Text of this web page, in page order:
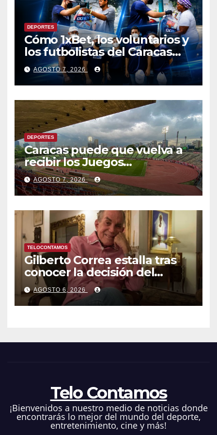
DEPORTES
Cómo 1xBet, los voluntarios y
los futbolistas del Caracas
Fútbol Club juntaron fuerzas
para ayudar a las familias de
Venezuela
AGOSTO 7, 2026
DEPORTES
Caracas puede que vuelva a
recibir los Juegos
Centroamericanos y del
Caribe tras mas de 70 años
AGOSTO 7, 2026
TELOCONTAMOS
Gilberto Correa estalla tras
conocer la decisión del
tribunal en su caso
AGOSTO 6, 2026
Telo Contamos
¡Bienvenidos a nuestro medio de noticias donde
encontrarás lo mejor del mundo del deporte,
entretenimiento, cine y más!